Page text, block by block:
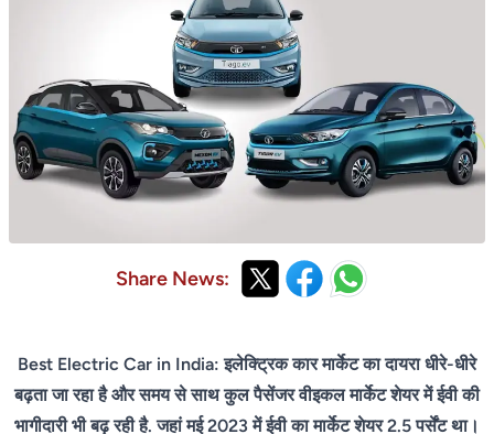
Share News:
Best Electric Car in India: इलेक्ट्रिक कार मार्केट का दायरा धीरे-धीरे
बढ़ता जा रहा है और समय से साथ कुल पैसेंजर वीइकल मार्केट शेयर में ईवी की
भागीदारी भी बढ़ रही है. जहां मई 2023 में ईवी का मार्केट शेयर 2.5 पर्सेंट था।